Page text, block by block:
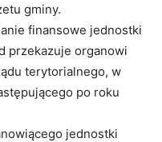
gminy.
finansowe jednostki
przekazuje organowi
terytorialnego, w
po roku
jednostki